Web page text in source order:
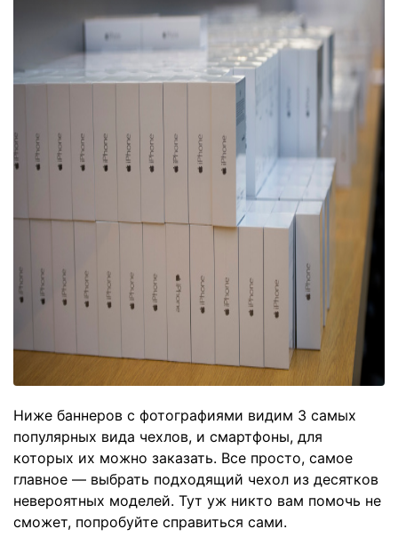
Ниже баннеров с фотографиями видим 3 самых
популярных вида чехлов, и смартфоны, для
которых их можно заказать. Все просто, самое
главное — выбрать подходящий чехол из десятков
невероятных моделей. Тут уж никто вам помочь не
сможет, попробуйте справиться сами.